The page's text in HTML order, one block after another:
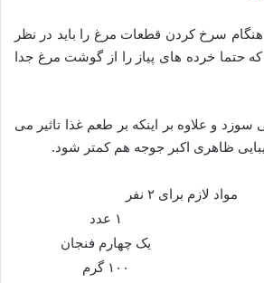
سرخ کردن قطعات مرغ را باید در نظر
حتما خرده های پیاز را از گوشت مرغ جدا
سوزد و علاوه بر اینکه بر طعم غذا تاثیر می
ظاهری اکبر جوجه هم کمتر شود.
مواد لازم برای ۲ نفر
۱ عدد
یک چهارم فنجان
۱۰۰ گرم